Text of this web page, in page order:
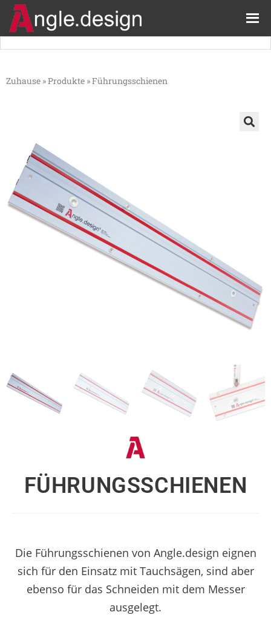
Zuhause »Produkte »Führungsschienen
FÜHRUNGSSCHIENEN
Die Führungsschienen von Angle.design eignen
sich für den Einsatz mit Tauchsägen, sind aber
ebenso für das Schneiden mit dem Messer
ausgelegt.